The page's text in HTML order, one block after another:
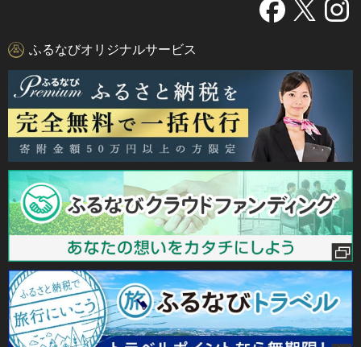
ふるなびオリジナルサービス